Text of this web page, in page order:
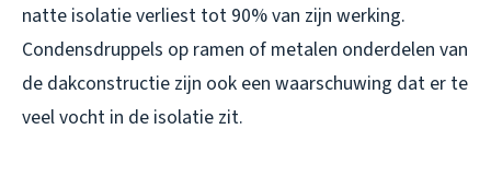
natte isolatie verliest tot 90% van zijn werking.
Condensdruppels op ramen of metalen onderdelen van
de dakconstructie zijn ook een waarschuwing dat er te
veel vocht in de isolatie zit.